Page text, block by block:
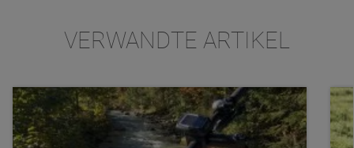
VERWANDTE ARTIKEL